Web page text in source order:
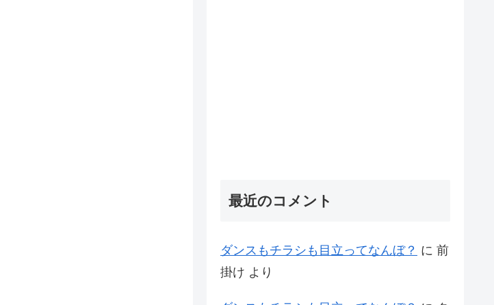
最近のコメント
ダンスもチラシも目立ってなんぼ？ に 前
掛け より